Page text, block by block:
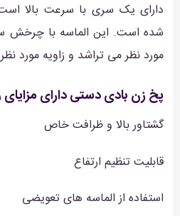
دارای یک سری با سرعت بالا
شده است. این الماسه با چرخش
مورد نظر می تراشد و زاویه مورد
پخ زن بادی دستی دارای
گشتاور بالا و ظرافت خاص
قابلیت تنظیم ارتفاع
استفاده از الماسه های تعویضی